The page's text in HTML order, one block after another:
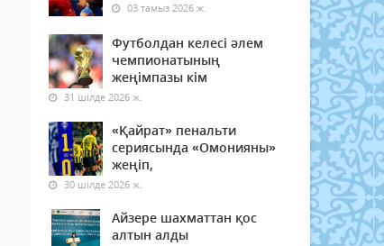
03 тамыз 2026 ж.
Футболдан келесі әлем
чемпионатының
жеңімпазы кім
31 шілде 2026 ж.
«Қайрат» пенальти
сериясында «Омонияны»
жеңіп,
30 шілде 2026 ж.
Айзере шахматтан қос
алтын алды